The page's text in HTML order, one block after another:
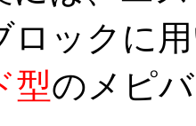
ロックに
型のメピ